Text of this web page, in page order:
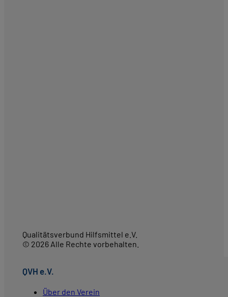
Qualitätsverbund Hilfsmittel e.V.
© 2026 Alle Rechte vorbehalten.
QVH e.V.
Über den Verein